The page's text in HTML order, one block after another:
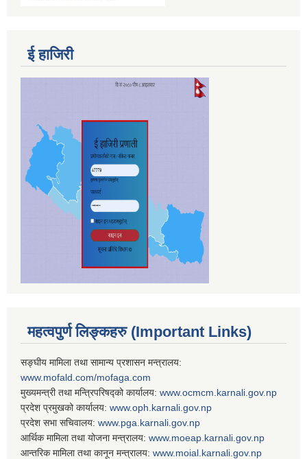
ई हाजिरी
महत्वपुर्ण लिङ्कहरु (Important Links)
सङ्घीय मामिला तथा सामान्य प्रशासन मन्त्रालय:
www.mofald.com/mofaga.com
मुख्यमन्त्री तथा मन्त्रिपरिषद्को कार्यालय: www.ocmcm.karnali.gov.np
प्रदेश प्रमुखको कार्यालय: www.oph.karnali.gov.np
प्रदेश सभा सचिवालय: www. pga.karnali.gov.np
आर्थिक मामिला तथा योजना मन्त्रालय: www. moeap.karnali.gov.np
आन्तरिक मामिला तथा कानून मन्त्रालय: www. moial.karnali.gov.np